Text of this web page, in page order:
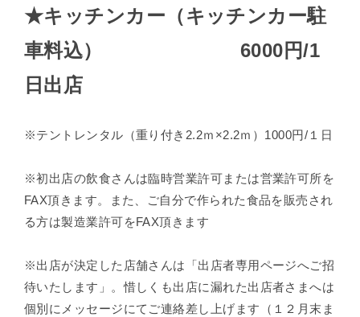
★キッチンカー（キッチンカー駐
車料込） 6000円/1
日出店
※テントレンタル（重り付き2.2ｍ×2.2ｍ）1000円/１日
※初出店の飲食さんは臨時営業許可または営業許可所を
FAX頂きます。また、ご自分で作られた食品を販売され
る方は製造業許可をFAX頂きます
※出店が決定した店舗さんは「出店者専用ページへご招
待いたします」。惜しくも出店に漏れた出店者さまへは
個別にメッセージにてご連絡差し上げます（１２月末ま